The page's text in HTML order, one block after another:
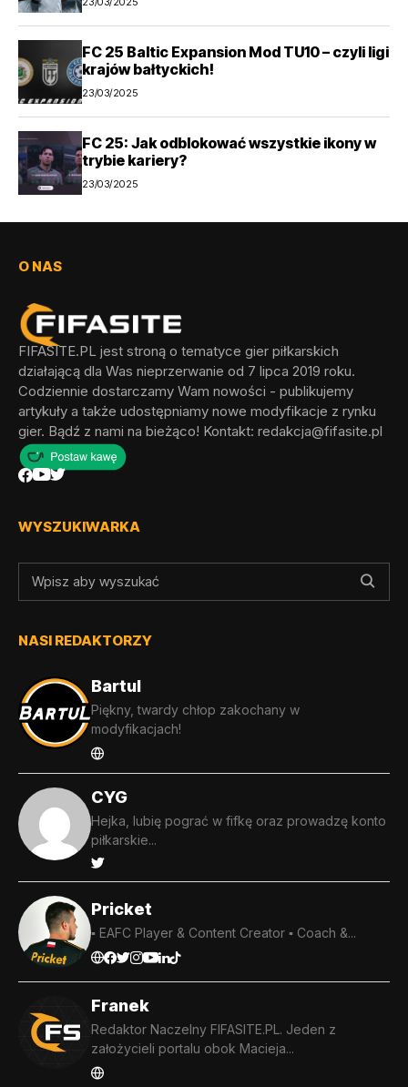
FC 25 Baltic Expansion Mod TU10 – czyli ligi
krajów bałtyckich!
23/03/2025
FC 25: Jak odblokować wszystkie ikony w
trybie kariery?
23/03/2025
O NAS
FIFASITE.PL jest stroną o tematyce gier piłkarskich
działającą dla Was nieprzerwanie od 7 lipca 2019 roku.
Codziennie dostarczamy Wam nowości - publikujemy
artykuły a także udostępniamy nowe modyfikacje z rynku
gier. Bądź z nami na bieżąco! Kontakt: redakcja@fifasite.pl
WYSZUKIWARKA
NASI REDAKTORZY
Bartul
Piękny, twardy chłop zakochany w
modyfikacjach!
CYG
Hejka, lubię pograć w fifkę oraz prowadzę konto
piłkarskie...
Pricket
▪️ EAFC Player & Content Creator ▪️ Coach &...
Franek
Redaktor Naczelny FIFASITE.PL. Jeden z
założycieli portalu obok Macieja...